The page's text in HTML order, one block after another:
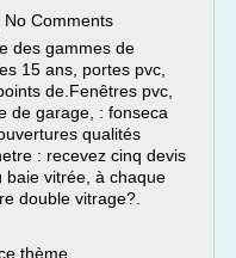
Comments
des gammes de
15 ans, portes pvc,
de.Fenêtres pvc,
de garage, : fonseca
qualités
: recevez cinq devis
baie vitrée, à chaque
double vitrage?.
thème